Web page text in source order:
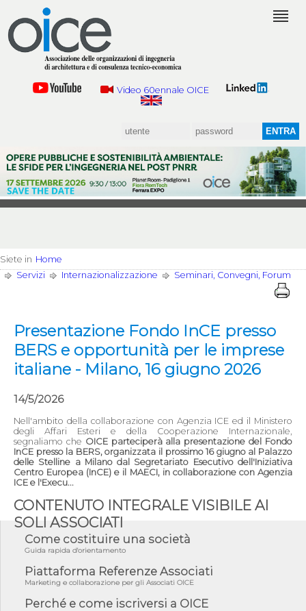
Video 60ennale OICE
Siete in Home
Servizi
Internazionalizzazione Seminari, Convegni, Forum
Presentazione Fondo InCE presso
BERS e opportunità per le imprese
italiane - Milano, 16 giugno 2026
14/5/2026
Nell'ambito della collaborazione con Agenzia ICE ed il Ministero
degli Affari Esteri e della Cooperazione Internazionale,
segnaliamo che OICE parteciperà alla presentazione del Fondo
InCE presso la BERS, organizzata il prossimo 16 giugno al Palazzo
delle Stelline a Milano dal Segretariato Esecutivo dell'Iniziativa
Centro Europea (InCE) e il MAECI, in collaborazione con Agenzia
ICE e l'Execu...
CONTENUTO INTEGRALE VISIBILE AI
SOLI ASSOCIATI
Come costituire una società
Guida rapida d'orientamento
Piattaforma Referenze Associati
Marketing e collaborazione per gli Associati OICE
Perché e come iscriversi a OICE